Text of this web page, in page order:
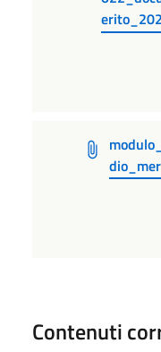
Contenuti